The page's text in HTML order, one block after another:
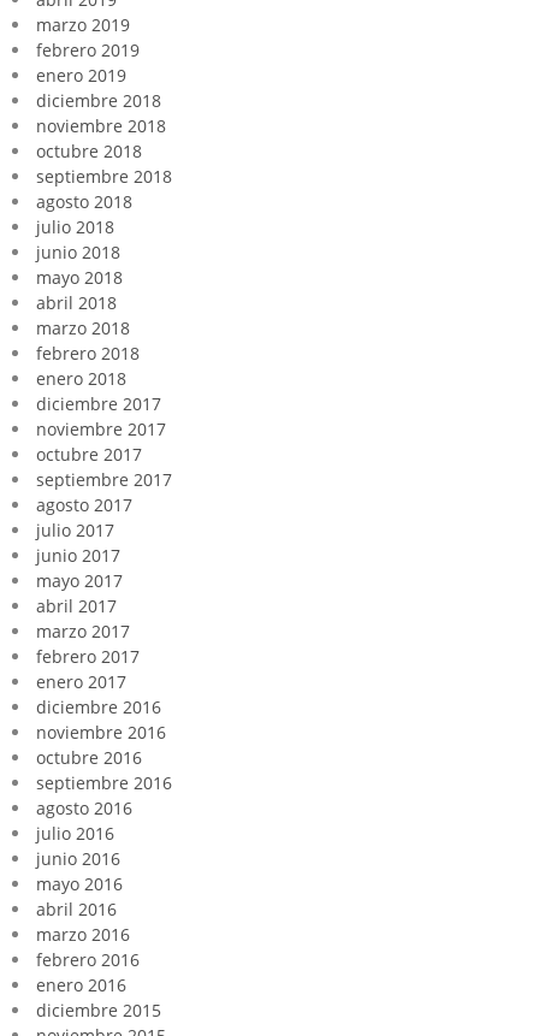
marzo 2019
febrero 2019
enero 2019
diciembre 2018
noviembre 2018
octubre 2018
septiembre 2018
agosto 2018
julio 2018
junio 2018
mayo 2018
abril 2018
marzo 2018
febrero 2018
enero 2018
diciembre 2017
noviembre 2017
octubre 2017
septiembre 2017
agosto 2017
julio 2017
junio 2017
mayo 2017
abril 2017
marzo 2017
febrero 2017
enero 2017
diciembre 2016
noviembre 2016
octubre 2016
septiembre 2016
agosto 2016
julio 2016
junio 2016
mayo 2016
abril 2016
marzo 2016
febrero 2016
enero 2016
diciembre 2015